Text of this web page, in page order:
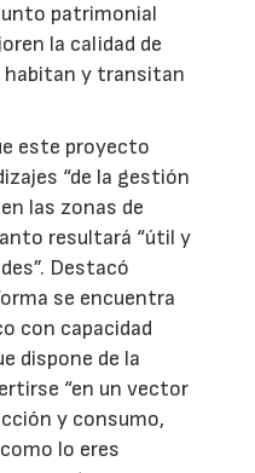
patrimonial
la calidad de
habitan y transitan
este proyecto
“de la gestión
las zonas de
resultará “útil y
Destacó
se encuentra
con capacidad
dispone de la
“en un vector
y consumo,
lo eres